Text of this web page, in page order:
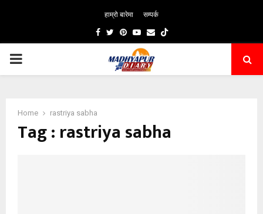
हाम्रो बारेमा सम्पर्क
Facebook
TwitterPinterestYoutube
Email
PRIMARY
Home rastriya sabha
Tag : rastriya sabha